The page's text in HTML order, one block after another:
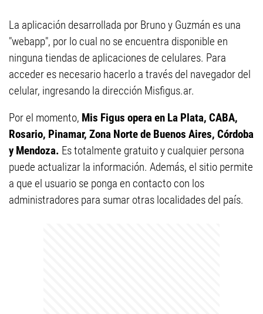
La aplicación desarrollada por Bruno y Guzmán es una
"webapp", por lo cual no se encuentra disponible en
ninguna tiendas de aplicaciones de celulares. Para
acceder es necesario hacerlo a través del navegador del
celular, ingresando la dirección Misfigus.ar.
Por el momento, Mis Figus opera en La Plata, CABA,
Rosario, Pinamar, Zona Norte de Buenos Aires, Córdoba
y Mendoza. Es totalmente gratuito y cualquier persona
puede actualizar la información. Además, el sitio permite
a que el usuario se ponga en contacto con los
administradores para sumar otras localidades del país.